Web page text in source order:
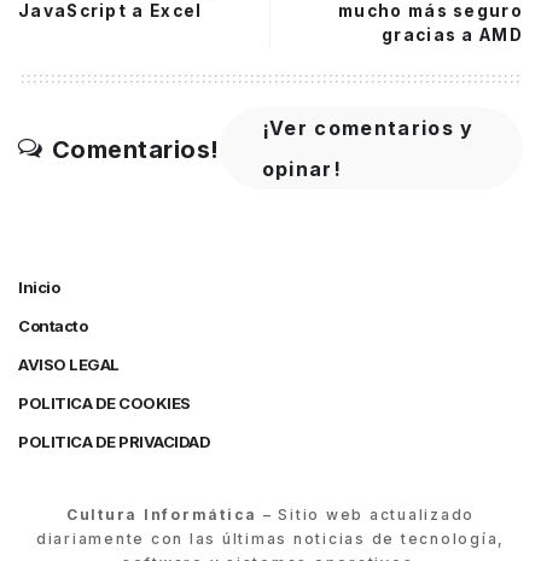
JavaScript a Excel
mucho más seguro
gracias a AMD
Comentarios!
¡Ver comentarios y
opinar!
Inicio
Contacto
AVISO LEGAL
POLITICA DE COOKIES
POLITICA DE PRIVACIDAD
Cultura Informática – Sitio web actualizado
diariamente con las últimas noticias de tecnología,